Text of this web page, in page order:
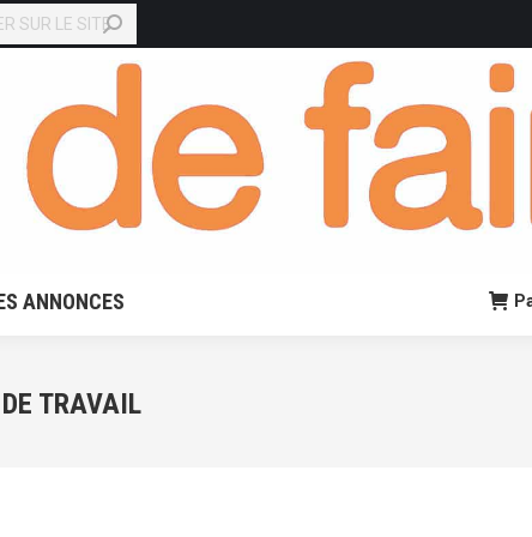
ANNONCES
TRAVAIL
LIGNE PETITES ANNONCES